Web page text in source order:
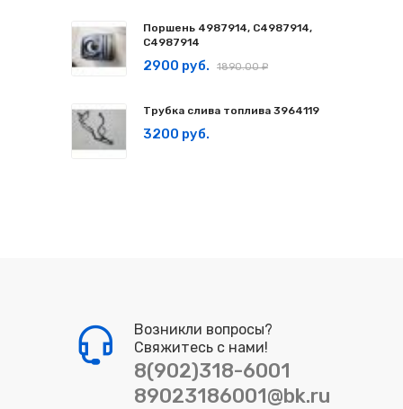
Поршень 4987914, C4987914,
С4987914
2900 руб. 1890.00 ₽
Трубка слива топлива 3964119
3200 руб.
Возникли вопросы?
Свяжитесь с нами!
8(902)318-6001
89023186001@bk.ru